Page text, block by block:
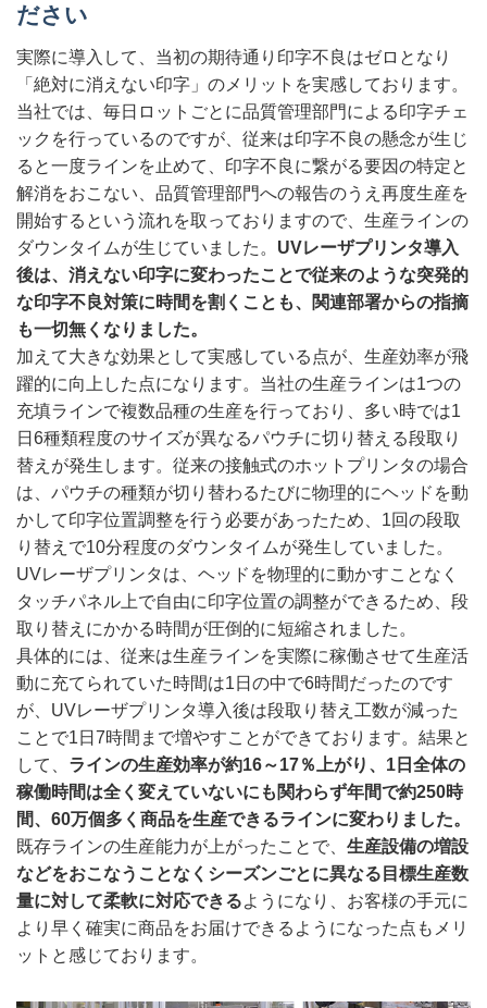
ださい
実際に導入して、当初の期待通り印字不良はゼロとなり
「絶対に消えない印字」のメリットを実感しております。
当社では、毎日ロットごとに品質管理部門による印字チェ
ックを行っているのですが、従来は印字不良の懸念が生じ
ると一度ラインを止めて、印字不良に繋がる要因の特定と
解消をおこない、品質管理部門への報告のうえ再度生産を
開始するという流れを取っておりますので、生産ラインの
ダウンタイムが生じていました。 UVレーザプリンタ導入
後は、消えない印字に変わったことで従来のような突発的
な印字不良対策に時間を割くことも、関連部署からの指摘
も一切無くなりました。
加えて大きな効果として実感している点が、生産効率が飛
躍的に向上した点になります。当社の生産ラインは1つの
充填ラインで複数品種の生産を行っており、多い時では1
日6種類程度のサイズが異なるパウチに切り替える段取り
替えが発生します。従来の接触式のホットプリンタの場合
は、パウチの種類が切り替わるたびに物理的にヘッドを動
かして印字位置調整を行う必要があったため、1回の段取
り替えで10分程度のダウンタイムが発生していました。
UVレーザプリンタは、ヘッドを物理的に動かすことなく
タッチパネル上で自由に印字位置の調整ができるため、段
取り替えにかかる時間が圧倒的に短縮されました。
具体的には、従来は生産ラインを実際に稼働させて生産活
動に充てられていた時間は1日の中で6時間だったのです
が、UVレーザプリンタ導入後は段取り替え工数が減った
ことで1日7時間まで増やすことができております。結果と
して、 ラインの生産効率が約16～17％上がり、1日全体の
稼働時間は全く変えていないにも関わらず年間で約250時
間、60万個多く商品を生産できるラインに変わりました。
既存ラインの生産能力が上がったことで、 生産設備の増設
などをおこなうことなくシーズンごとに異なる目標生産数
量に対して柔軟に対応できるようになり、お客様の手元に
より早く確実に商品をお届けできるようになった点もメリ
ットと感じております。